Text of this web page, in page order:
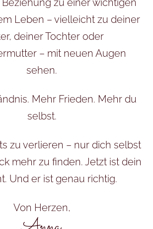
Leben – vielleicht zu deiner
deiner Tochter oder
– mit neuen Augen
sehen.
Mehr Frieden. Mehr du
selbst.
zu verlieren – nur dich selbst
mehr zu finden. Jetzt ist dein
Und er ist genau richtig.
Von Herzen,